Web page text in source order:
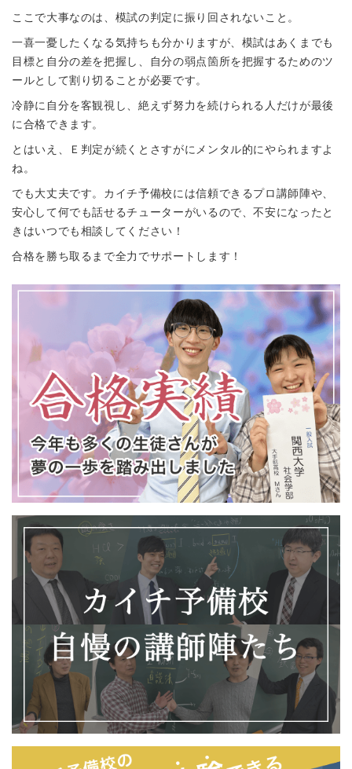
ここで大事なのは、模試の判定に振り回されないこと。
一喜一憂したくなる気持ちも分かりますが、模試はあくまでも
目標と自分の差を把握し、自分の弱点箇所を把握するためのツ
ールとして割り切ることが必要です。
冷静に自分を客観視し、絶えず努力を続けられる人だけが最後
に合格できます。
とはいえ、Ｅ判定が続くとさすがにメンタル的にやられますよ
ね。
でも大丈夫です。カイチ予備校には信頼できるプロ講師陣や、
安心して何でも話せるチューターがいるので、不安になったと
きはいつでも相談してください！
合格を勝ち取るまで全力でサポートします！